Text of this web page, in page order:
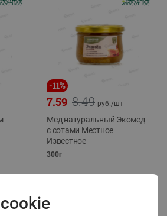
-11%
8.49
7.59 руб./шт
Мед натуральный Экомед
с сотами Местное
Известное
300г